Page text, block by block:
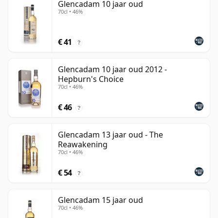
Glencadam 10 jaar oud
70cl • 46%
€ 41 ?
Glencadam 10 jaar oud 2012 -
Hepburn's Choice
70cl • 46%
€ 46 ?
Glencadam 13 jaar oud - The
Reawakening
70cl • 46%
€ 54 ?
Glencadam 15 jaar oud
70cl • 46%